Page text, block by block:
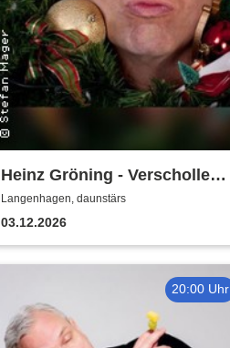
Heinz Gröning - Verschollen
im Weihnachtsstollen
Langenhagen, daunstärs
03.12.2026
20:00 Uhr